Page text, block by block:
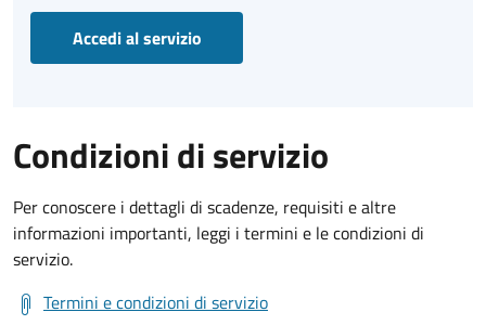
Accedi al servizio
Condizioni di servizio
Per conoscere i dettagli di scadenze, requisiti e altre
informazioni importanti, leggi i termini e le condizioni di
servizio.
Termini e condizioni di servizio